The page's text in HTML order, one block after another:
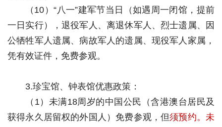
（10）“八一”建军节当日（如遇周一闭馆，提前
一日实行），退役军人、离退休军人、烈士遗属、因
公牺牲军人遗属、病故军人的遗属、现役军人家属，
凭有效证件，免费参观。
3.珍宝馆、钟表馆优惠政策：
（1）未满18周岁的中国公民（含港澳台居民及
获得永久居留权的外国人）免费参观，但须预约。未